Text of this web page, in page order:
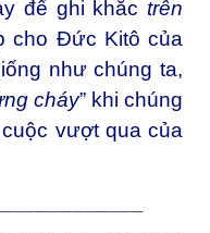
để ghi khắc trên
cho Đức Kitô của
như chúng ta,
cháy” khi chúng
vượt qua của